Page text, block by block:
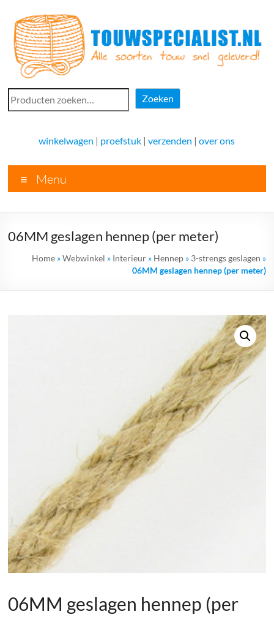
naar
inhoud
Touwspecialist.nl
voor
vele
soorten
goed
advies!
Zoeken
Zoeken
winkelwagen | proefstuk |verzenden |over ons
Menu
06MM geslagen hennep (per meter)
Home»Webwinkel » Interieur» Hennep» 3-strengs geslagen »
06MM geslagen hennep (per meter)
06MM geslagen hennep (per